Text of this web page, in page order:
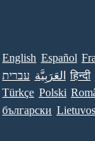
English Español
עברית العَرَبِيَّة हिन्दी
Türkçe Polski
български Lietuvos